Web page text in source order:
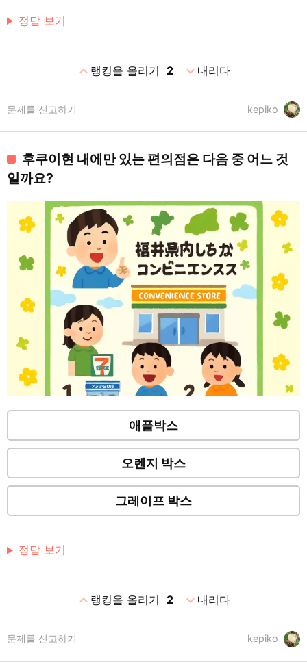
정답 보기
expand_less랭킹을 올리기 2 expand_more내리다
kepiko
문제를 신고하기
후쿠이현 내에만 있는 편의점은 다음 중 어느 것
일까요?
애플박스
오렌지 박스
그레이프 박스
정답 보기
expand_less랭킹을 올리기 2 expand_more내리다
kepiko
문제를 신고하기